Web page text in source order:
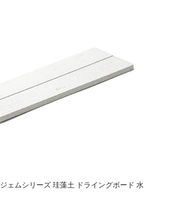
ェムシリーズ 珪藻土 ドライングボード 水